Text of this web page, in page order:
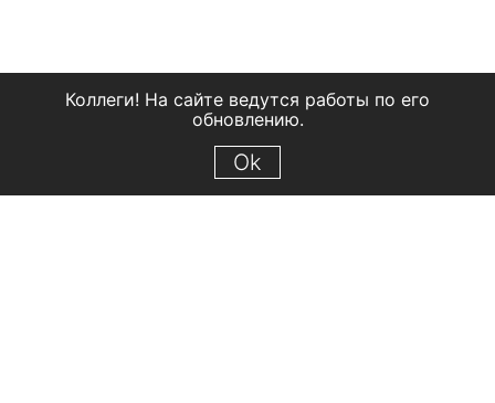
Коллеги! На сайте ведутся работы по его
обновлению.
Ok